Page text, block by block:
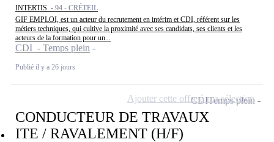
INTERTIS - 94 - CRÉTEIL
GIF EMPLOI, est un acteur du recrutement en intérim et CDI, référent sur les
métiers techniques, qui cultive la proximité avec ses candidats, ses clients et les
acteurs de la formation pour un...
CDI - Temps plein
Publié il y a 26 jours
CONDUCTEUR DE TRAVAUX
ITE / RAVALEMENT (H/F)
CDITemps plein
Ajouter cette offre à ma sélection